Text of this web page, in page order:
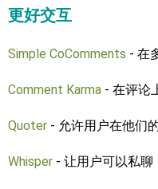
更好交互
Simple CoComments - 在
Comment Karma - 在评论
Quoter - 允许用户在他们
Whisper - 让用户可以私聊